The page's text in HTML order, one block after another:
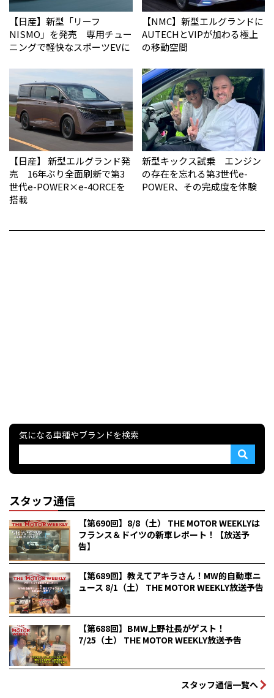
【日産】新型「リーフ
NISMO」を発売 専用チュー
ニングで軽快なスポーツEVに
【NMC】新型エルグランドに
AUTECHとVIPが加わる極上
の移動空間
【日産】 新型エルグランド発
売 16年ぶり全面刷新で第3
世代e-POWER×e-4ORCEを
搭載
新型キックス試乗 エンジン
の存在を忘れる第3世代e-
POWER、その完成度を体験
気になる車種やブランドを検索
スタッフ通信
【第690回】8/8（土） THE MOTOR WEEKLYは
フランス＆ドイツの新車レポート！【放送予
告】
【第689回】教えてアキラさん！MW的自動車ニ
ュース 8/1（土） THE MOTOR WEEKLY放送予告
【第688回】BMW上野社長がゲスト！
7/25（土） THE MOTOR WEEKLY放送予告
スタッフ通信一覧へ